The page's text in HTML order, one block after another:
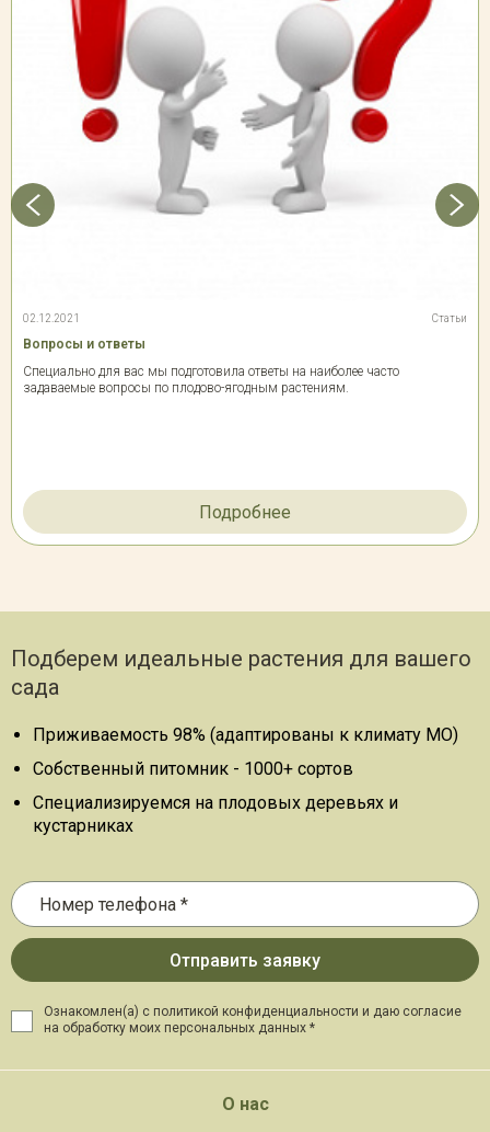
02.12.2021 Статьи
Вопросы и ответы
Специально для вас мы подготовила ответы на наиболее часто
задаваемые вопросы по плодово-ягодным растениям.
Подробнее
Подберем идеальные растения для вашего
сада
Приживаемость 98% (адаптированы к климату МО)
Собственный питомник - 1000+ сортов
Специализируемся на плодовых деревьях и
кустарниках
Ознакомлен(а) с политикой конфиденциальности и даю согласие
на обработку моих персональных данных *
О нас